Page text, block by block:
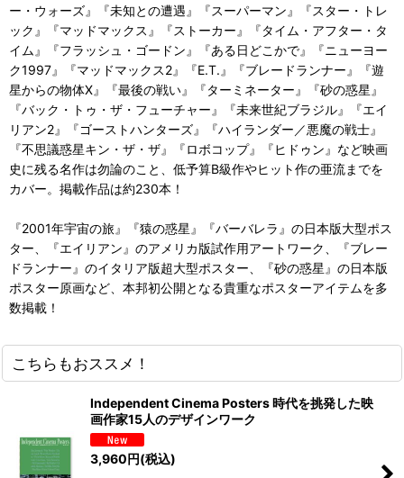
ー・ウォーズ』『未知との遭遇』『スーパーマン』『スター・トレ
ック』『マッドマックス』『ストーカー』『タイム・アフター・タ
イム』『フラッシュ・ゴードン』『ある日どこかで』『ニューヨー
ク1997』『マッドマックス2』『E.T.』『ブレードランナー』『遊
星からの物体X』『最後の戦い』『ターミネーター』『砂の惑星』
『バック・トゥ・ザ・フューチャー』『未来世紀ブラジル』『エイ
リアン2』『ゴーストハンターズ』『ハイランダー／悪魔の戦士』
『不思議惑星キン・ザ・ザ』『ロボコップ』『ヒドゥン』など映画
史に残る名作は勿論のこと、低予算B級作やヒット作の亜流までを
カバー。掲載作品は約230本！
『2001年宇宙の旅』『猿の惑星』『バーバレラ』の日本版大型ポス
ター、『エイリアン』のアメリカ版試作用アートワーク、『ブレー
ドランナー』のイタリア版超大型ポスター、『砂の惑星』の日本版
ポスター原画など、本邦初公開となる貴重なポスターアイテムを多
数掲載！
こちらもおススメ！
Independent Cinema Posters 時代を挑発した映
画作家15人のデザインワーク
3,960円(税込)